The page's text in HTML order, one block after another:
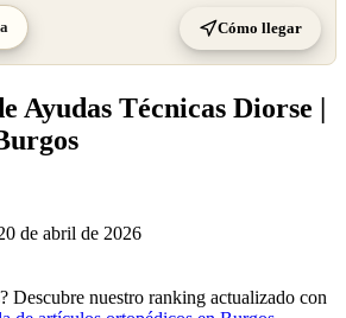
Cómo llegar
Ayudas Técnicas Diorse |
de abril de 2026
Descubre nuestro ranking actualizado con